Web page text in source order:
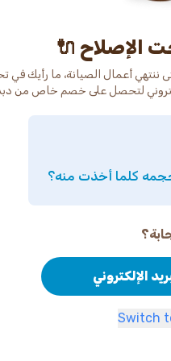
الإصلاح 🔌
أعمال الصيانة، ما رأيك في
لتحصل على خصم خاص من
كلما أخذت منه؟
الإلكتروني
Switch